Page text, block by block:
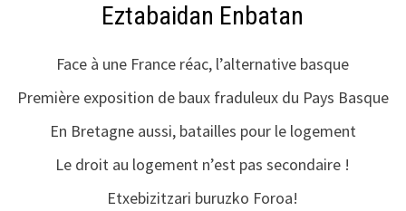
Eztabaidan Enbatan
Face à une France réac, l’alternative basque
Première exposition de baux fraduleux du Pays Basque
En Bretagne aussi, batailles pour le logement
Le droit au logement n’est pas secondaire !
Etxebizitzari buruzko Foroa!